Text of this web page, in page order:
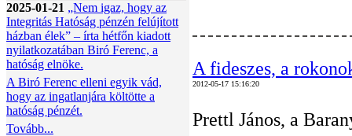
2025-01-21 „Nem igaz, hogy az
Integritás Hatóság pénzén felújított
házban élek” – írta hétfőn kiadott
nyilatkozatában Biró Ferenc, a
hatóság elnöke.
A Biró Ferenc elleni egyik vád,
hogy az ingatlanjára költötte a
hatóság pénzét.
Tovább...
A fideszes, a
2012-05-17 15:16:20
Prettl János, a